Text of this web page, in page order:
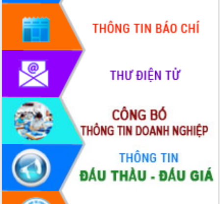
tầm nhìn đến năm 2050
Nâng cao hiệu quả hoạt động của các
doanh nghiệp nhà nước
Hội nghị triển khai kết nối mạng
truyền số liệu chuyên dùng phục vụ cơ
quan Đảng, Nhà nước
Lễ phát động chuỗi hoạt động chung
tay làm sạch môi trường
Xã Ea Kar bước chuyển mình trong
công tác cải cách hành chính mô hình
mới
UBND tỉnh họp báo định kỳ tháng 4
năm 2026
Hội thảo khoa học “Giải pháp thúc đẩy
phát triển nền kinh tế xanh tại tỉnh
Đắk Lắk”
Tăng cường giám sát, đôn đốc thực
hiện nhiệm vụ quản lý tài sản công
hàng tuần